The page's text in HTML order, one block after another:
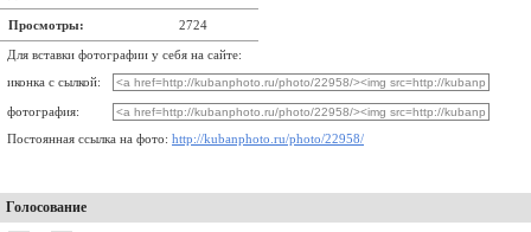
Просмотры: 2724
Для вставки фотографии у себя на сайте:
иконка с сылкой:
фотография:
Постоянная ссылка на фото: http://kubanphoto.ru/photo/22958/
Голосование